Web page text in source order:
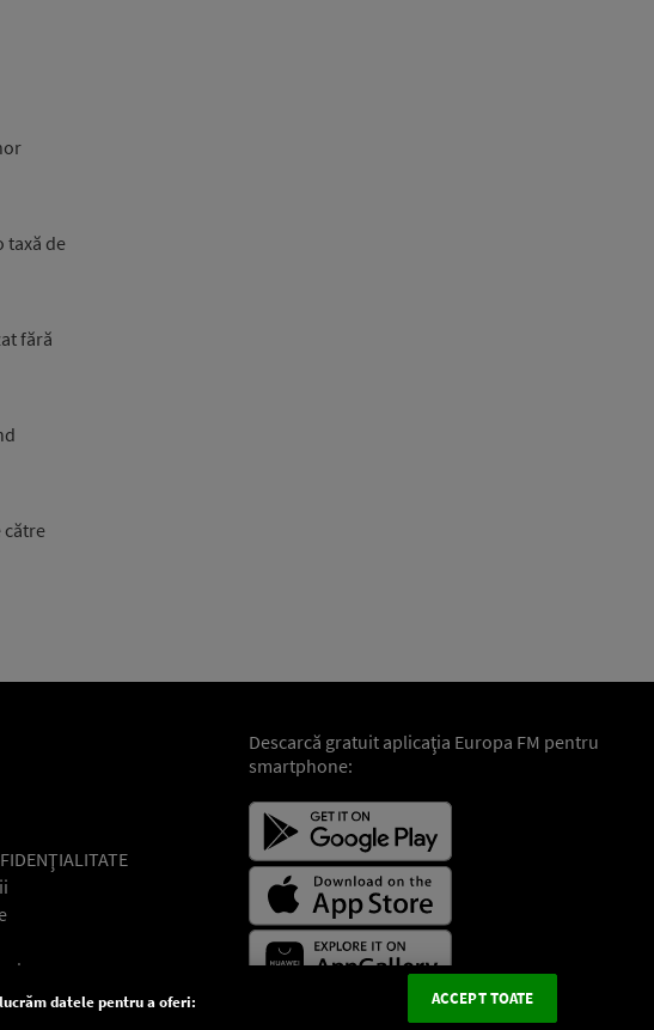
taxă de
fără
către
Descarcă gratuit aplicaţia Europa FM pentru
smartphone:
datele pentru a oferi: ACCEPT TOATE